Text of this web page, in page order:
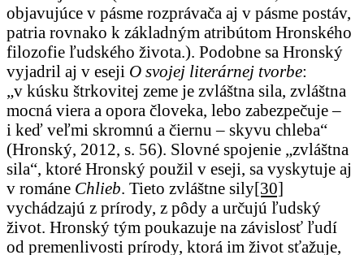
objavujúce v pásme rozprávača aj v pásme postáv,
patria rovnako k základným atribútom Hronského
filozofie ľudského života.). Podobne sa Hronský
vyjadril aj v eseji O svojej literárnej tvorbe:
„v kúsku štrkovitej zeme je zvláštna sila, zvláštna
mocná viera a opora človeka, lebo zabezpečuje –
i keď veľmi skromnú a čiernu – skyvu chleba“
(Hronský, 2012, s. 56). Slovné spojenie „zvláštna
sila“, ktoré Hronský použil v eseji, sa vyskytuje aj
v románe Chlieb. Tieto zvláštne sily[30]
vychádzajú z prírody, z pôdy a určujú ľudský
život. Hronský tým poukazuje na závislosť ľudí
od premenlivosti prírody, ktorá im život sťažuje,